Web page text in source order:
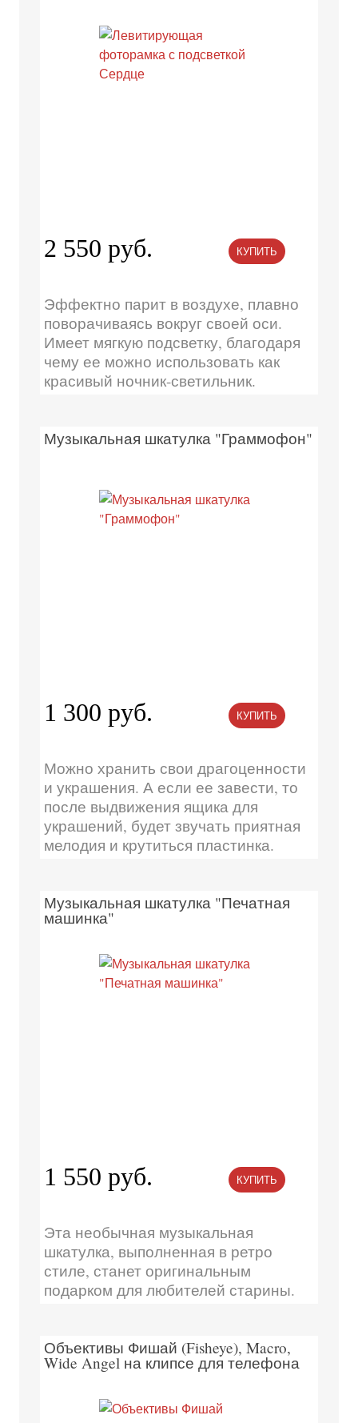
2 550 руб. КУПИТЬ
Эффектно парит в воздухе, плавно
поворачиваясь вокруг своей оси.
Имеет мягкую подсветку, благодаря
чему ее можно использовать как
красивый ночник-светильник.
Музыкальная шкатулка "Граммофон"
1 300 руб. КУПИТЬ
Можно хранить свои драгоценности
и украшения. А если ее завести, то
после выдвижения ящика для
украшений, будет звучать приятная
мелодия и крутиться пластинка.
Музыкальная шкатулка "Печатная
машинка"
1 550 руб. КУПИТЬ
Эта необычная музыкальная
шкатулка, выполненная в ретро
стиле, станет оригинальным
подарком для любителей старины.
Объективы Фишай (Fisheye), Macro,
Wide Angel на клипсе для телефона